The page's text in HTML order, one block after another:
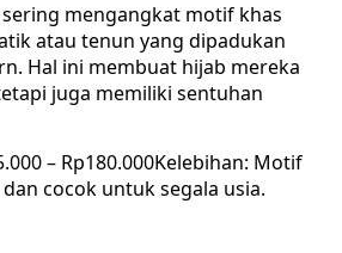
mengangkat motif khas
atau tenun yang dipadukan
Hal ini membuat hijab mereka
juga memiliki sentuhan
– Rp180.000Kelebihan: Motif
cocok untuk segala usia.